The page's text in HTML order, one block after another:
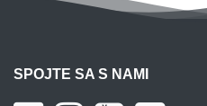
SPOJTE SA S NAMI